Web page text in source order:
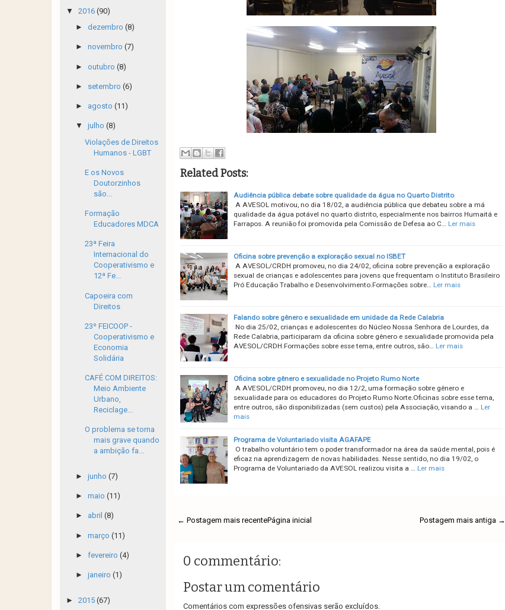
Related Posts:
Audiência pública debate sobre qualidade da água no Quarto Distrito
A AVESOL motivou, no dia 18/02, a audiência pública que debateu sobre a má
qualidade da água potável no quarto distrito, especialmente nos bairros Humaitá e
Farrapos. A reunião foi promovida pela Comissão de Defesa ao C… Ler mais
Oficina sobre prevenção a exploração sexual no ISBET
A AVESOL/CRDH promoveu, no dia 24/02, oficina sobre prevenção a exploração
sexual de crianças e adolescentes para jovens que frequentam o Instituto Brasileiro
Pró Educação Trabalho e Desenvolvimento.Formações sobre… Ler mais
Falando sobre gênero e sexualidade em unidade da Rede Calabria
No dia 25/02, crianças e adolescentes do Núcleo Nossa Senhora de Lourdes, da
Rede Calabria, participaram da oficina sobre gênero e sexualidade promovida pela
AVESOL/CRDH.Formações sobre esse tema, entre outros, são… Ler mais
Oficina sobre gênero e sexualidade no Projeto Rumo Norte
A AVESOL/CRDH promoveu, no dia 12/2, uma formação sobre gênero e
sexualidade para os educadores do Projeto Rumo Norte.Oficinas sobre esse tema,
entre outros, são disponibilizadas (sem custos) pela Associação, visando a … Ler
mais
Programa de Voluntariado visita AGAFAPE
O trabalho voluntário tem o poder transformador na área da saúde mental, pois é
eficaz na aprendizagem de novas habilidades. Nesse sentido, no dia 19/02, o
Programa de Voluntariado da AVESOL realizou visita a … Ler mais
← Postagem mais recente Postagem mais antiga →
Página inicial
0 commentário:
Postar um comentário
Comentários com expressões ofensivas serão excluídos.
▼ 2016 (90)
► dezembro (8)
► novembro (7)
► outubro (8)
► setembro (6)
► agosto (11)
▼ julho (8)
Violações de Direitos
Humanos - LGBT
E os Novos
Doutorzinhos
são...
Formação
Educadores MDCA
23ª Feira
Internacional do
Cooperativismo e
12ª Fe...
Capoeira com
Direitos
23º FEICOOP -
Cooperativismo e
Economia
Solidária
CAFÉ COM DIREITOS:
Meio Ambiente
Urbano,
Reciclage...
O problema se torna
mais grave quando
a ambição fa...
► junho (7)
► maio (11)
► abril (8)
► março (11)
► fevereiro (4)
► janeiro (1)
► 2015 (67)